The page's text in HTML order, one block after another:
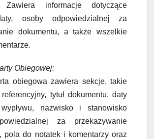
Zawiera informacje dotyczące
osoby odpowiedzialnej za
dokumentu, a także wszelkie
Obiegowej:
obiegowa zawiera sekcje, takie
tytuł dokumentu, daty
nazwisko i stanowisko
za przekazywanie
pola do notatek i komentarzy oraz